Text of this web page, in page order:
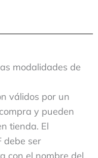
modalidades de
válidos por un
y pueden
tienda. El
debe ser
con el nombre del